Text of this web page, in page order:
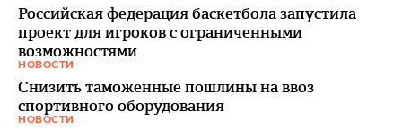
Российская федерация баскетбола запустила
проект для игроков с ограниченными
возможностями
НОВОСТИ
Снизить таможенные пошлины на ввоз
спортивного оборудования
НОВОСТИ